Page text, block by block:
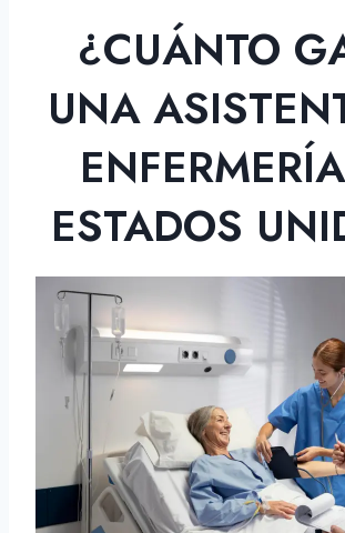
¿CUÁNTO
UNA
ESTADOS